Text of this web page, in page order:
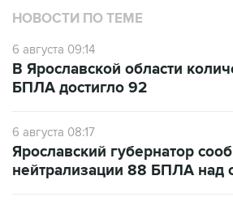
6 августа 09:14
БПЛА достигло 92
6 августа 08:17
нейтрализации 88 БПЛА над
6 августа 03:04